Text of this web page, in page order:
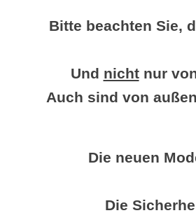
Bitte beachten Sie,
Und nichtnur
Auch sind von außen
Die neuen
Die